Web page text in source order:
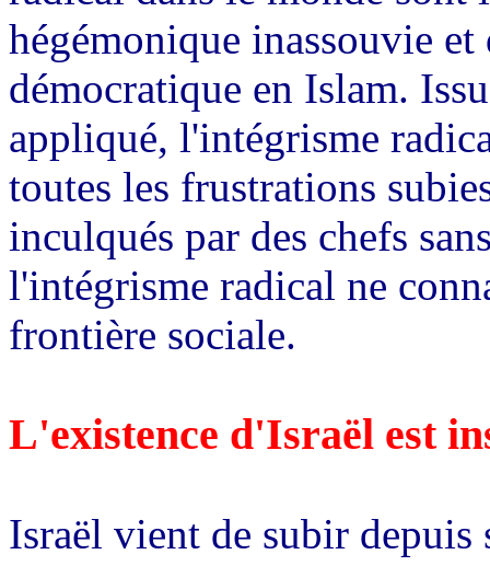
hégémonique inassouvie
démocratique en Islam.
appliqué, l'intégrisme
toutes les frustrations
inculqués par des chefs
l'intégrisme radical ne
frontière sociale.
L'existence d'Israël est
Israël vient de subir depuis